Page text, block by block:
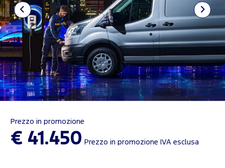
Prezzo in promozione
€ 41.450 Prezzo in promozione IVA esclusa